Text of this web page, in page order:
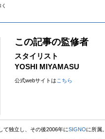
この記事の監修者
スタイリスト
YOSHI MIYAMASU
公式webサイトは こちら
て独立し、その後2006年にSIGNOに所属。